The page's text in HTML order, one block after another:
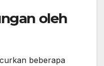
oleh
beberapa